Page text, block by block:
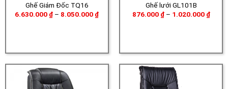
Ghế Giám Đốc TQ16
6.630.000 ₫ – 8.050.000 ₫Khoảng
Ghế lưới GL101B
876.000 ₫ – 1.020.000 ₫
giá: